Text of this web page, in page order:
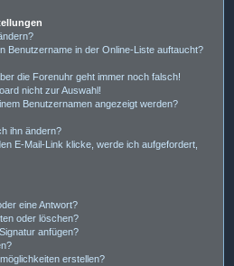
Benutzername in der Online-Liste auftaucht?
die Forenuhr geht immer noch falsch!
nicht zur Auswahl!
Benutzernamen angezeigt werden?
ihn ändern?
E-Mail-Link klicke, werde ich aufgefordert,
eine Antwort?
oder löschen?
anfügen?
erstellen?